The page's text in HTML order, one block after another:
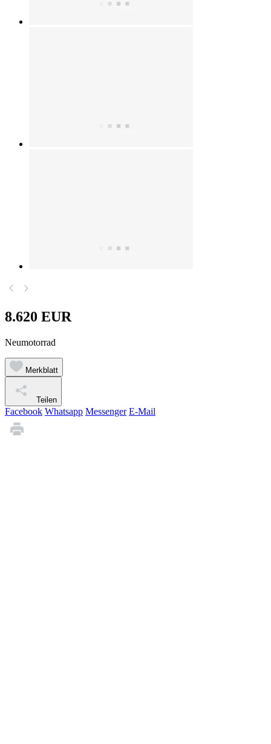
8.620 EUR
Neumotorrad
Merkblatt
Teilen
Facebook Whatsapp Messenger E-Mail